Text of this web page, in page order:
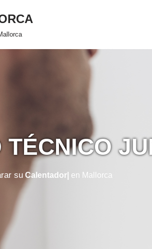
TÉCNICO
su Calentador en Mallorca